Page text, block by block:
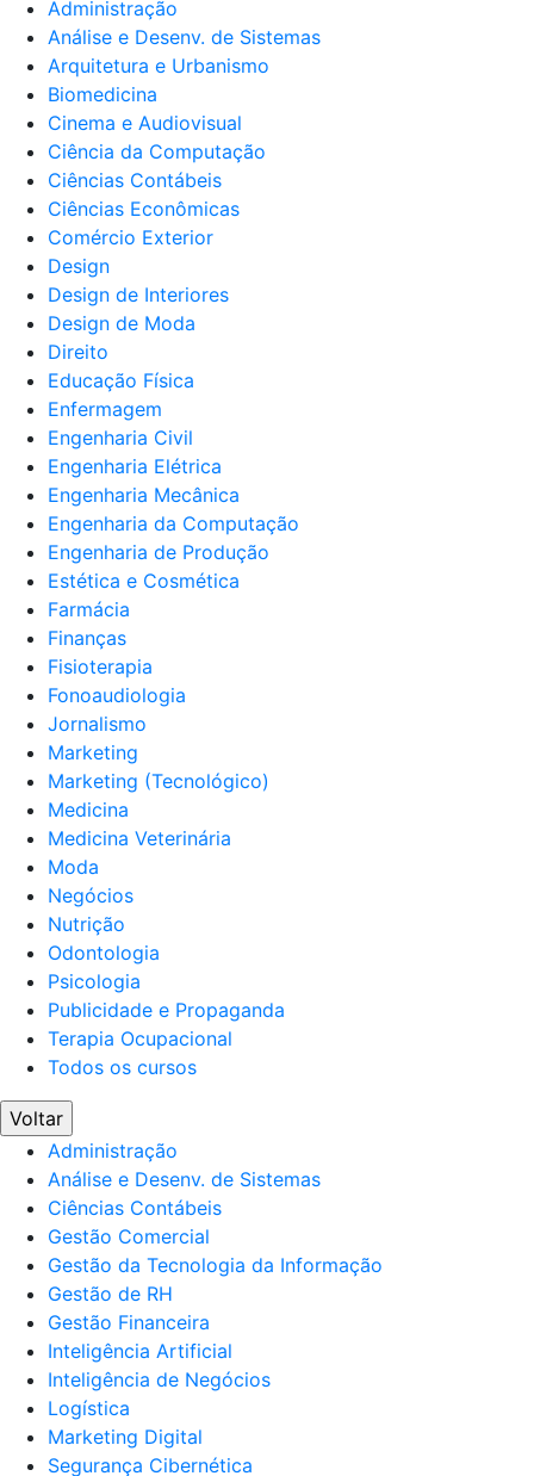
Administração
Análise e Desenv. de Sistemas
Arquitetura e Urbanismo
Biomedicina
Cinema e Audiovisual
Ciência da Computação
Ciências Contábeis
Ciências Econômicas
Comércio Exterior
Design
Design de Interiores
Design de Moda
Direito
Educação Física
Enfermagem
Engenharia Civil
Engenharia Elétrica
Engenharia Mecânica
Engenharia da Computação
Engenharia de Produção
Estética e Cosmética
Farmácia
Finanças
Fisioterapia
Fonoaudiologia
Jornalismo
Marketing
Marketing (Tecnológico)
Medicina
Medicina Veterinária
Moda
Negócios
Nutrição
Odontologia
Psicologia
Publicidade e Propaganda
Terapia Ocupacional
Todos os cursos
Voltar
Administração
Análise e Desenv. de Sistemas
Ciências Contábeis
Gestão Comercial
Gestão da Tecnologia da Informação
Gestão de RH
Gestão Financeira
Inteligência Artificial
Inteligência de Negócios
Logística
Marketing Digital
Segurança Cibernética